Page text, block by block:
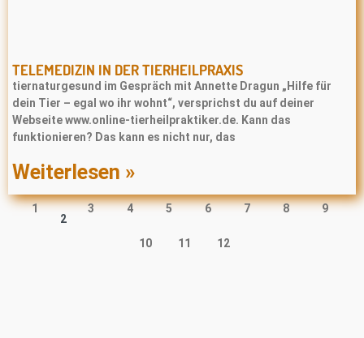
TELEMEDIZIN IN DER TIERHEILPRAXIS
tiernaturgesund im Gespräch mit Annette Dragun „Hilfe für
dein Tier – egal wo ihr wohnt“, versprichst du auf deiner
Webseite www.online-tierheilpraktiker.de. Kann das
funktionieren? Das kann es nicht nur, das
Weiterlesen »
1
2
3 4 5 6 7 8 9
10 11 12